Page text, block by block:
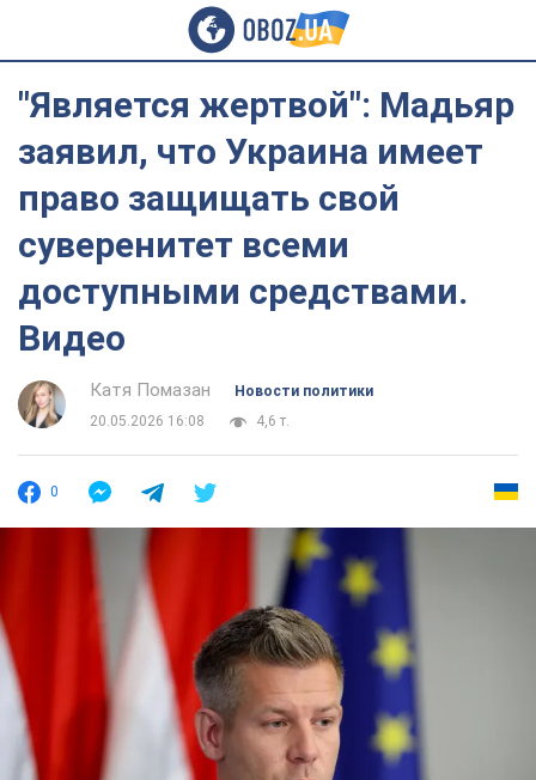
"Является жертвой": Мадьяр
заявил, что Украина имеет
право защищать свой
суверенитет всеми
доступными средствами.
Видео
Катя Помазан
Новости политики
20.05.2026 16:08
4,6 т.
0